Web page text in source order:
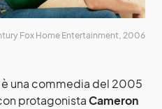
Fox Home Entertainment, 2006
è una commedia del 2005
protagonistaCameron